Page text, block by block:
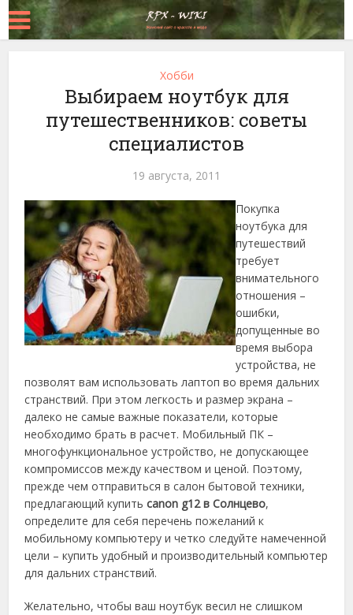
Хобби
Выбираем ноутбук для
путешественников: советы
специалистов
19 августа, 2011
Покупка
ноутбука для
путешествий
требует
внимательного
отношения –
ошибки,
допущенные во
время выбора
устройства, не
позволят вам использовать лаптоп во время дальних
странствий. При этом легкость и размер экрана –
далеко не самые важные показатели, которые
необходимо брать в расчет. Мобильный ПК –
многофункциональное устройство, не допускающее
компромиссов между качеством и ценой. Поэтому,
прежде чем отправиться в салон бытовой техники,
предлагающий купитьcanon g12 в Солнцево,
определите для себя перечень пожеланий к
мобильному компьютеру и четко следуйте намеченной
цели – купить удобный и производительный компьютер
для дальних странствий.
Желательно, чтобы ваш ноутбук весил не слишком